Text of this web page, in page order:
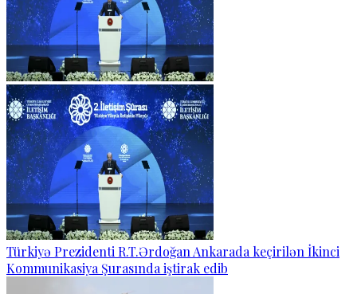
Türkiyə Prezidenti R.T.Ərdoğan Ankarada keçirilən İkinci
Kommunikasiya Şurasında iştirak edib